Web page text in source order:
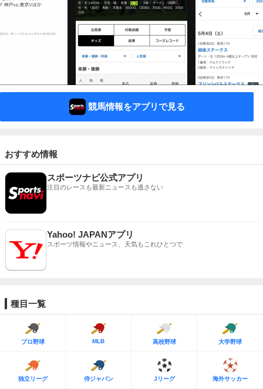
競馬情報をアプリで見る
おすすめ情報
スポーツナビ公式アプリ
注目のレースも最新ニュースも逃さない
Yahoo! JAPANアプリ
スポーツ情報やニュース、天気もこれひとつで
種目一覧
プロ野球 MLB 高校野球 大学野球
独立リーグ 侍ジャパン Jリーグ 海外サッカー